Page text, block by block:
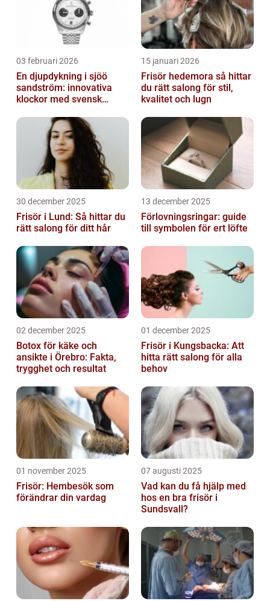
03 februari 2026
En djupdykning i sjöö
sandström: innovativa
klockor med svensk
15 januari 2026
Frisör hedemora så hittar
du rätt salong för stil,
kvalitet och lugn
30 december 2025
Frisör i Lund: Så hittar du
rätt salong för ditt hår
13 december 2025
Förlovningsringar: guide
till symbolen för ert löfte
02 december 2025
Botox för käke och
ansikte i Örebro: Fakta,
trygghet och resultat
01 december 2025
Frisör i Kungsbacka: Att
hitta rätt salong för alla
behov
01 november 2025
Frisör: Hembesök som
förändrar din vardag
07 augusti 2025
Vad kan du få hjälp med
hos en bra frisör i
Sundsvall?